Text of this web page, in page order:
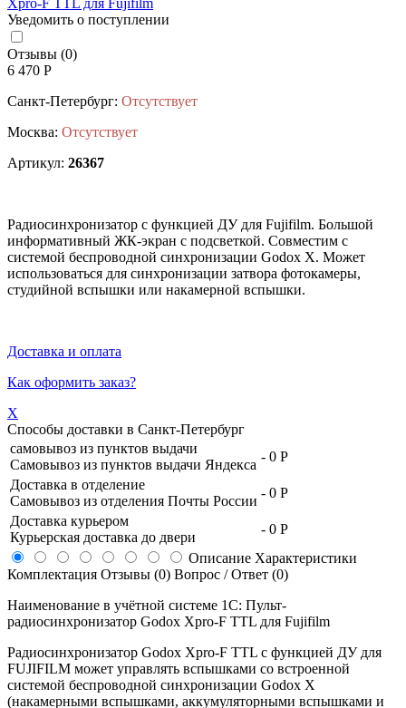
Уведомить о поступлении
Отзывы (0)
6 470 Р
Санкт-Петербург: Отсутствует
Москва: Отсутствует
Артикул: 26367
Радиосинхронизатор с функцией ДУ для Fujifilm. Большой
информативный ЖК-экран с подсветкой. Совместим с
системой беспроводной синхронизации Godox X. Может
использоваться для синхронизации затвора фотокамеры,
студийной вспышки или накамерной вспышки.
Доставка и оплата
Как оформить заказ?
X
Способы доставки в Санкт-Петербург
самовывоз из пунктов выдачи
Самовывоз из пунктов выдачи Яндекса
- 0 Р
Доставка в отделение
Самовывоз из отделения Почты России
- 0 Р
Доставка курьером
Курьерская доставка до двери
- 0 Р
Описание Характеристики
Комплектация Отзывы (0) Вопрос / Ответ (0)
Наименование в учётной системе 1С: Пульт-
радиосинхронизатор Godox Xpro-F TTL для Fujifilm
Радиосинхронизатор Godox Xpro-F TTL с функцией ДУ для
FUJIFILM может управлять вспышками со встроенной
системой беспроводной синхронизации Godox X
(накамерными вспышками, аккумуляторными вспышками и